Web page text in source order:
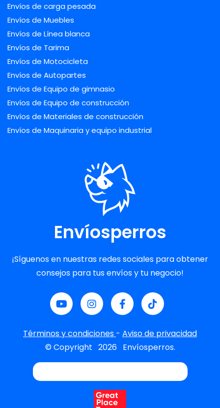
Envíos de carga pesada
Envíos de Muebles
Envíos de Línea blanca
Envíos de Tarima
Envíos de Motocicleta
Envíos de Autopartes
Envíos de Equipo de gimnasio
Envíos de Equipo de construcción
Envíos de Materiales de construcción
Envíos de Maquinaria y equipo industrial
Envíosperros
¡Síguenos en nuestras redes sociales para obtener
consejos para tus envíos y tu negocio!
Términos y condiciones - Aviso de privacidad
© Copyright 2026 Envíosperros.